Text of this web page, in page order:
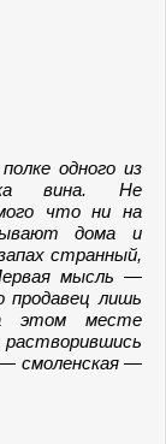
одного из
вина. Не
что ни на
дома и
странный,
мысль —
лишь
этом месте
растворившись
смоленская —